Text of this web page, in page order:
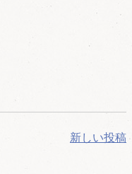
新しい投稿